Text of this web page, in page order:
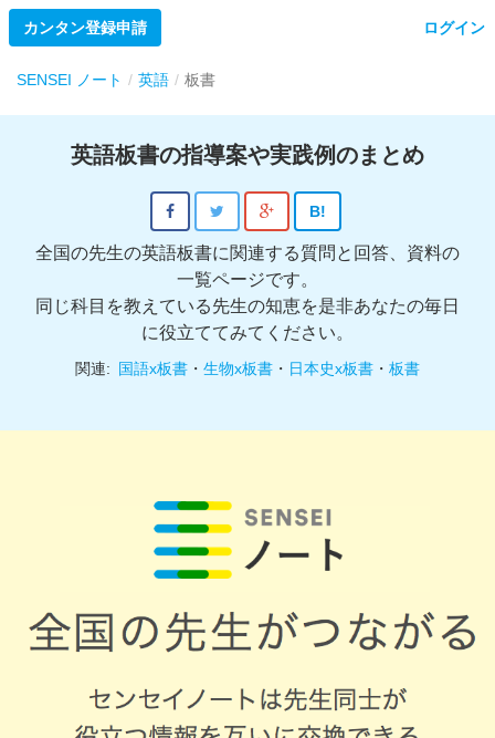
カンタン登録申請 ログイン
SENSEI ノート 英語 板書
英語板書の指導案や実践例のまとめ
B!
全国の先生の英語板書に関連する質問と回答、資料の
一覧ページです。
同じ科目を教えている先生の知恵を是非あなたの毎日
に役立ててみてください。
関連: 国語x板書 ・ 生物x板書 ・ 日本史x板書 ・ 板書